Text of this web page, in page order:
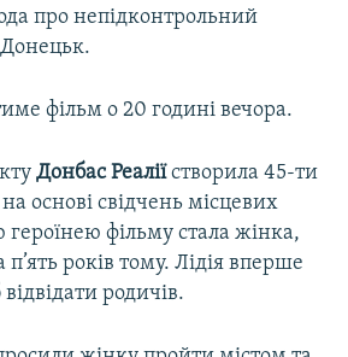
про непідконтрольний
Донецьк.
фільм о 20 годині вечора.
Донбас Реаліїстворила 45-ти
основі свідчень місцевих
фільму стала жінка,
п’ять років тому. Лідія вперше
родичів.